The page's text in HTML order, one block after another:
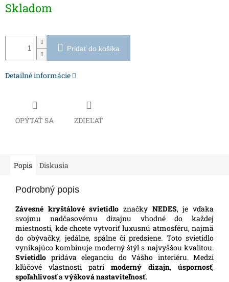
cena:
Skladom
Pridať do košíka
Detailné informácie
OPÝTAŤ SA ZDIEĽAŤ
Popis Diskusia
Podrobný popis
Závesné kryštálové svietidlo značky NEDES, je vďaka
svojmu nadčasovému dizajnu vhodné do každej
miestnosti, kde chcete vytvoriť luxusnú atmosféru, najmä
do obývačky, jedálne, spálne či predsiene. Toto svietidlo
vynikajúco kombinuje moderný štýl s najvyššou kvalitou.
Svietidlo pridáva eleganciu do Vášho interiéru. Medzi
kľúčové vlastnosti patrí moderný dizajn, úspornosť,
spoľahlivosťavýšková nastaviteľnosť.